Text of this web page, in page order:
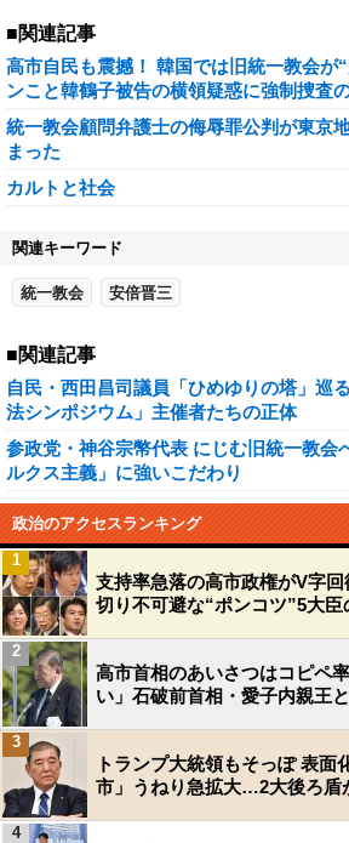
■関連記事
高市自民も震撼！ 韓国では旧統一教会
ンこと韓鶴子被告の横領疑惑に強制捜査
統一教会顧問弁護士の侮辱罪公判が東京
まった
カルトと社会
関連キーワード
統一教会 安倍晋三
■関連記事
自民・西田昌司議員「ひめゆりの塔」巡
法シンポジウム」主催者たちの正体
参政党・神谷宗幣代表 にじむ旧統一教
ルクス主義」に強いこだわり
政治のアクセスランキング
支持率急落の高市政権がV字
切り不可避な“ポンコツ”5大臣
1
高市首相のあいさつはコピペ
い」石破前首相・愛子内親王
2
トランプ大統領もそっぽ 表面
市」うねり急拡大…2大後ろ盾
3
4